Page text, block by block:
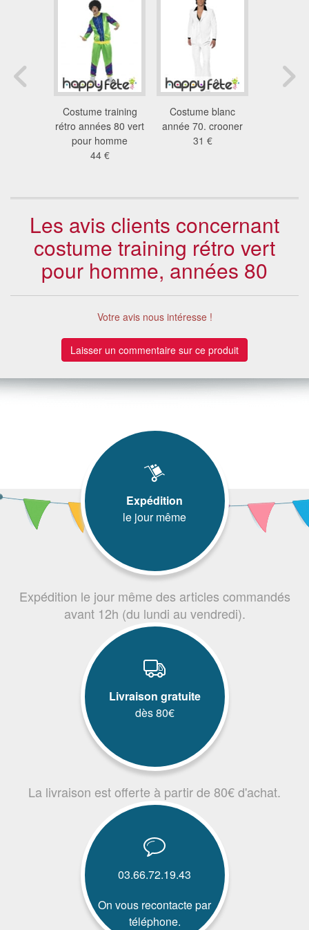
Costume training
rétro années 80 vert
pour homme
44 €
Costume blanc
année 70. crooner
31 €
Les avis clients concernant
costume training rétro vert
pour homme, années 80
Votre avis nous intéresse !
Laisser un commentaire sur ce produit
Expédition
le jour même
Expédition le jour même des articles commandés
avant 12h (du lundi au vendredi).
Livraison gratuite
dès 80€
La livraison est offerte à partir de 80€ d'achat.
03.66.72.19.43
On vous recontacte par
téléphone.